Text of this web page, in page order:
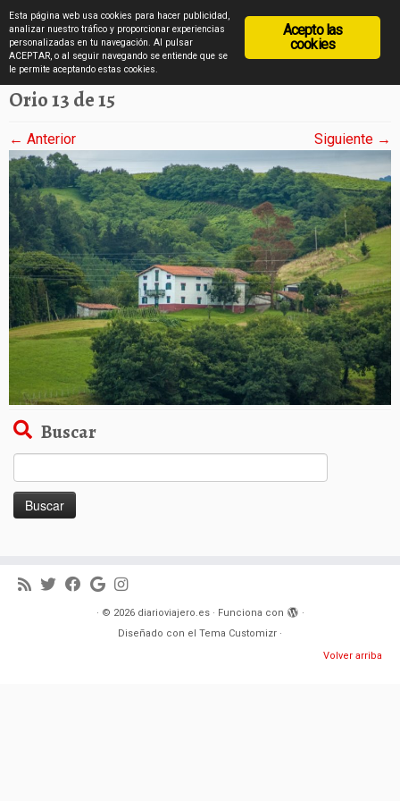
Saltar
al
contenido
diarioviajero.es
Inicio » Orio en imágenes » Orio 13 de 15
Orio 13 de 15
← Anterior Siguiente →
Buscar
· © 2026 diarioviajero.es· Funciona con
·
Diseñado con el Tema Customizr ·
Volver arriba
Acepto las
cookies
Esta página web usa cookies para hacer publicidad,
analizar nuestro tráfico y proporcionar experiencias
personalizadas en tu navegación. Al pulsar
ACEPTAR, o al seguir navegando se entiende que se
le permite aceptando estas cookies.